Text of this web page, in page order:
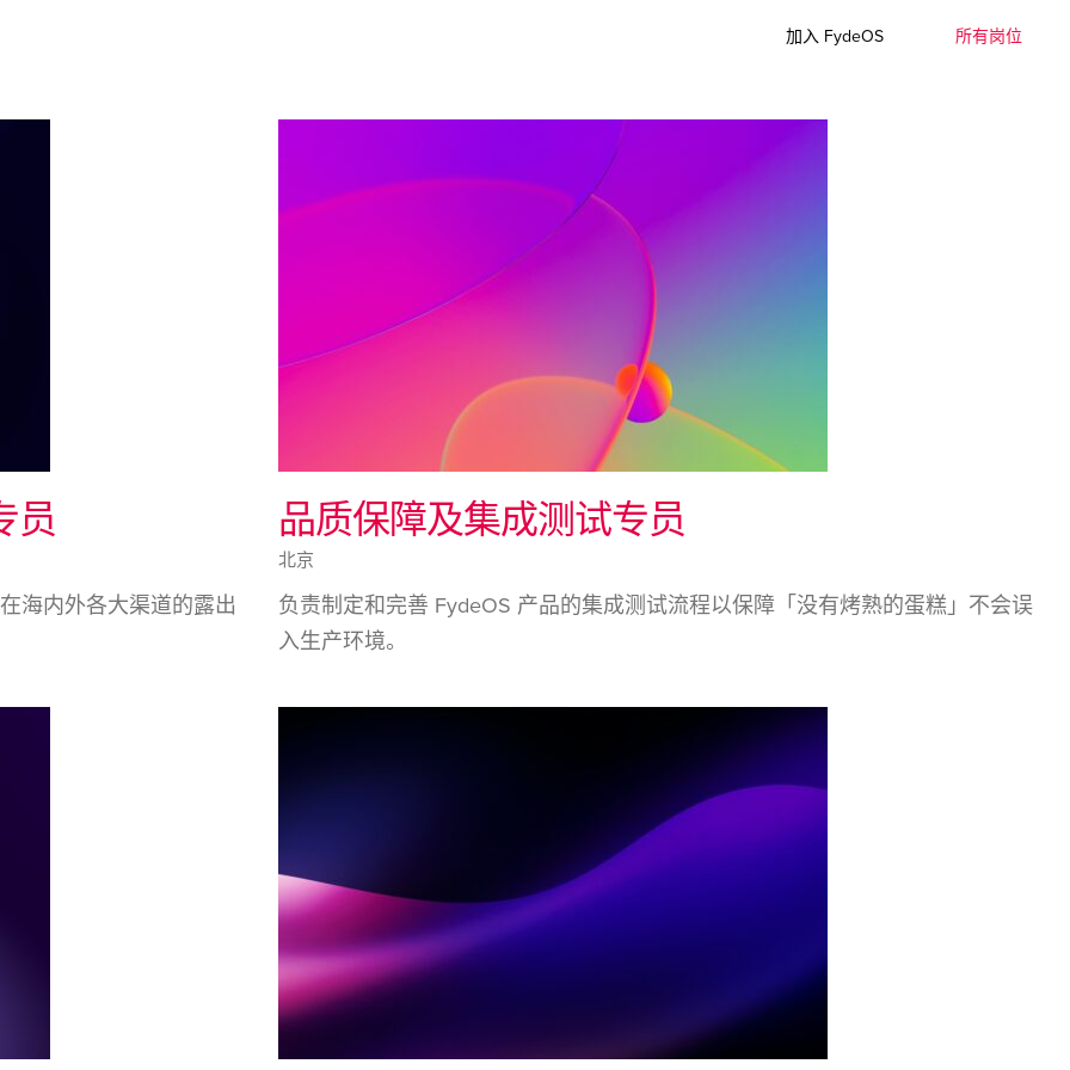
加入 FydeOS 所有岗位
员
海内外各大渠道的露出
品质保障及集成测试专员
北京
负责制定和完善 FydeOS 产品的集成测试流程以保障「没有烤熟的蛋糕」不会误
入生产环境。